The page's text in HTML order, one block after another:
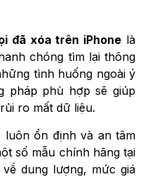
đã xóa trên iPhone là
chóng tìm lại thông
tình huống ngoài ý
pháp phù hợp sẽ giúp
ro mất dữ liệu.
ổn định và an tâm
số mẫu chính hãng tại
dung lượng, mức giá